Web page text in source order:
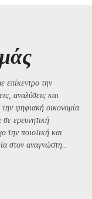
επίκεντρο την
αναλύσεις και
την ψηφιακή οικονομία
σε ερευνητική
την ποιοτική και
στον αναγνώστη..